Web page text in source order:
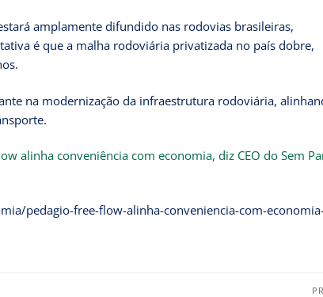
amplamente difundido nas rodovias brasileiras,
é que a malha rodoviária privatizada no país dobre,
na modernização da infraestrutura rodoviária,
alinha conveniência com economia, diz CEO do Sem
pedagio-free-flow-alinha-conveniencia-com-